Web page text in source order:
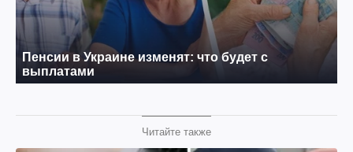
Читайте также